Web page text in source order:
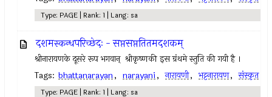
Type: PAGE | Rank: 1 | Lang: sa
दशमस्कन्धपरिच्छेदः - सप्तसप्ततितमदशकम्
श्रीनारायणके दूसरे रूप भगवान् ‍ श्रीकृष्णकी इस ग्रंथमे स्तुति की गयी है ।
Tags: bhattanarayan, narayani, नारायणी, भट्टनारायण, संस्कृत
Type: PAGE | Rank: 1 | Lang: sa